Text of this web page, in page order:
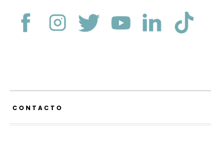
CONTACTO